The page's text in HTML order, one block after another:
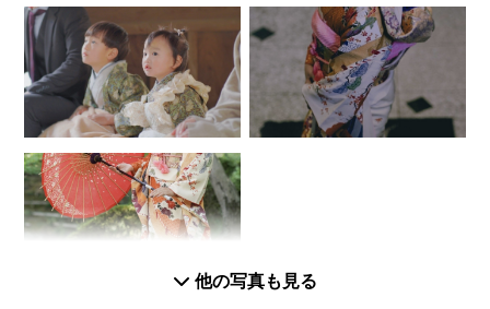
他の写真も見る